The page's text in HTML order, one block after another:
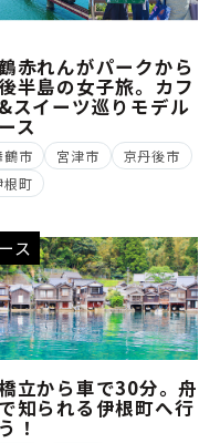
赤れんがパークから
半島の女子旅。カフ
スイーツ巡りモデル
ス
鶴市 宮津市
京丹後市
根町
ス
立から車で30分。舟
知られる伊根町へ行
！